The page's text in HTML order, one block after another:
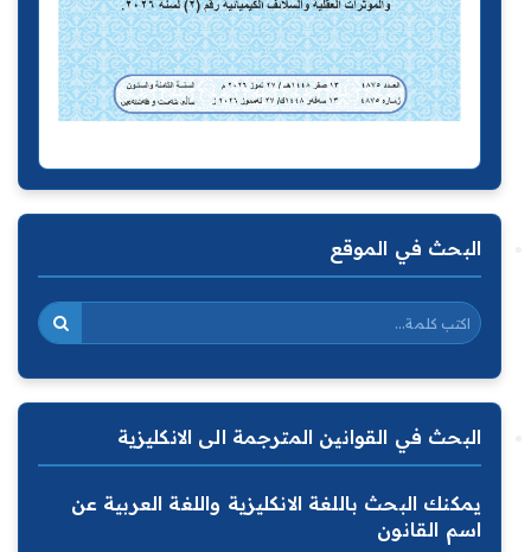
البحث في الموقع
البحث في القوانين المترجمة الى الانكليزية
يمكنك البحث باللغة الانكليزية واللغة العربية عن
اسم القانون